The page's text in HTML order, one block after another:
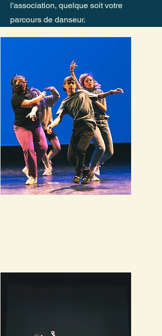
l'association, quelque soit votre
parcours de danseur.